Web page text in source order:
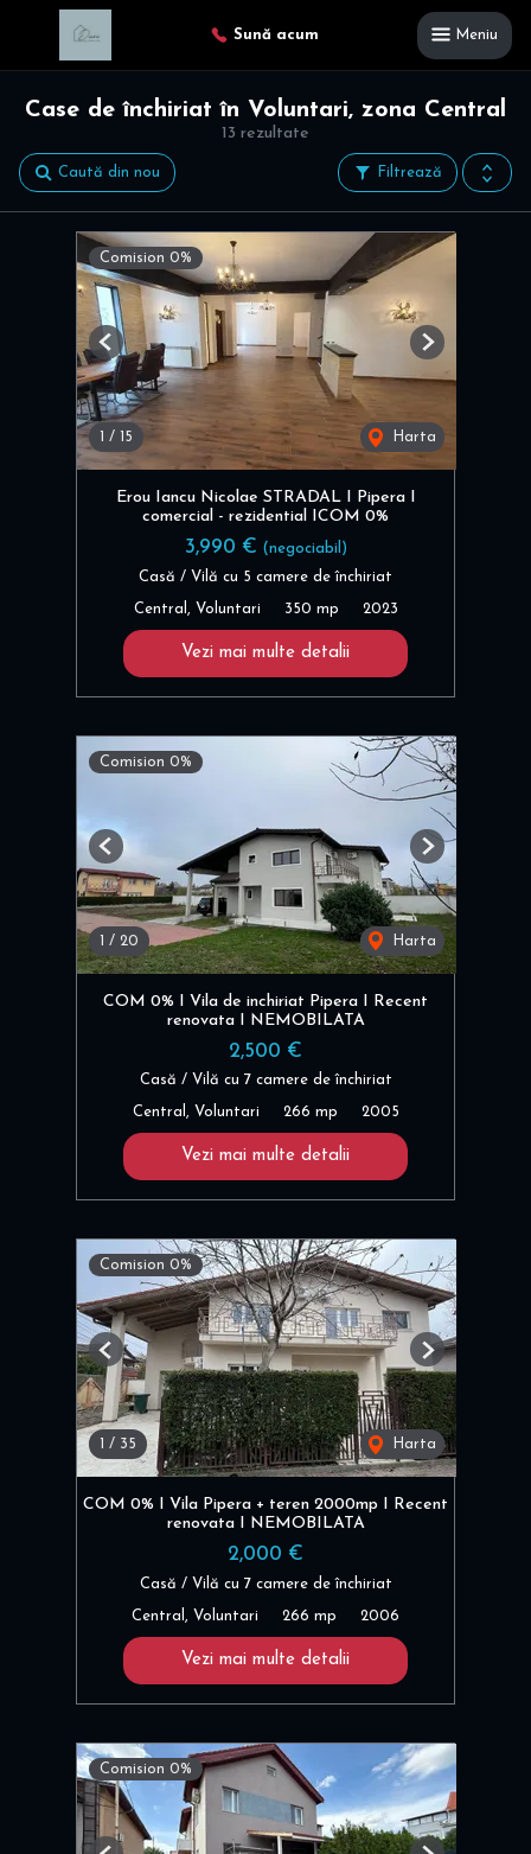
Sună acum Meniu
13 rezultate
Case de închiriat în Voluntari, zona Central
Filtrează
Caută din nou
Comision 0%
1 / 15 Harta
Previous Next
Erou Iancu Nicolae STRADAL I Pipera I
comercial - rezidential ICOM 0%
3,990 € (negociabil)
Casă / Vilă cu 5 camere de închiriat
Central, Voluntari 350 mp 2023
Vezi mai multe detalii
Comision 0%
1 / 20 Harta
Previous Next
COM 0% I Vila de inchiriat Pipera I Recent
renovata I NEMOBILATA
2,500 €
Casă / Vilă cu 7 camere de închiriat
Central, Voluntari 266 mp 2005
Vezi mai multe detalii
Comision 0%
/ 35 Harta
Previous Next
COM 0% I Vila Pipera + teren 2000mp I Recent
renovata I NEMOBILATA
2,000 €
Casă / Vilă cu 7 camere de închiriat
Central, Voluntari 266 mp 2006
Vezi mai multe detalii
Comision 0%